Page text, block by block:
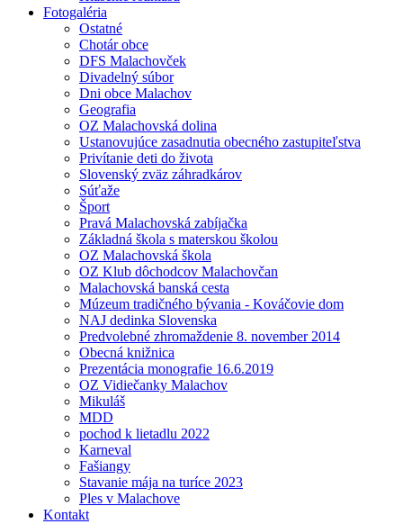
Fotogaléria
Ostatné
Chotár obce
DFS Malachovček
Divadelný súbor
Dni obce Malachov
Geografia
OZ Malachovská dolina
Ustanovujúce zasadnutia obecného zastupiteľstva
Privítanie deti do života
Slovenský zväz záhradkárov
Súťaže
Šport
Pravá Malachovská zabíjačka
Základná škola s materskou školou
OZ Malachovská škola
OZ Klub dôchodcov Malachovčan
Malachovská banská cesta
Múzeum tradičného bývania - Kováčovie dom
NAJ dedinka Slovenska
Predvolebné zhromaždenie 8. november 2014
Obecná knižnica
Prezentácia monografie 16.6.2019
OZ Vidiečanky Malachov
Mikuláš
MDD
pochod k lietadlu 2022
Karneval
Fašiangy
Stavanie mája na turíce 2023
Ples v Malachove
Kontakt